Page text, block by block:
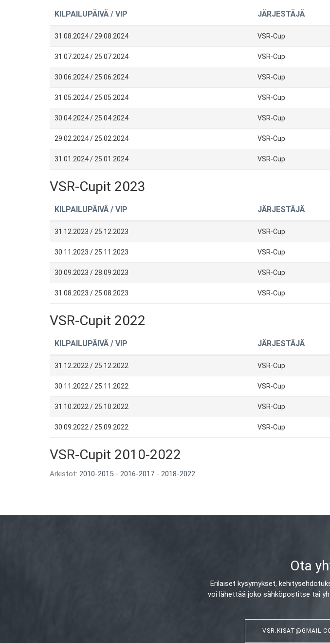
KILPAILUPÄIVÄ / VIP JÄRJESTÄJÄ
31.08.2024 / 29.08.2024 VSR-Cup
31.07.2024 / 25.07.2024 VSR-Cup
30.06.2024 / 25.06.2024 VSR-Cup
31.05.2024 / 25.05.2024 VSR-Cup
30.04.2024 / 25.04.2024 VSR-Cup
29.02.2024 / 25.02.2024 VSR-Cup
31.01.2024 / 25.01.2024 VSR-Cup
VSR-Cupit 2023
KILPAILUPÄIVÄ / VIP JÄRJESTÄJÄ
31.12.2023 / 25.12.2023 VSR-Cup
30.11.2023 / 25.11.2023 VSR-Cup
30.09.2023 / 28.09.2023 VSR-Cup
31.08.2023 / 25.08.2023 VSR-Cup
VSR-Cupit 2022
KILPAILUPÄIVÄ / VIP JÄRJESTÄJÄ
31.12.2022 / 25.12.2022 VSR-Cup
30.11.2022 / 25.11.2022 VSR-Cup
31.10.2022 / 25.10.2022 VSR-Cup
30.09.2022 / 25.09.2022 VSR-Cup
VSR-Cupit 2010-2022
Arkistot: 2010-2015 - 2016-2017 - 2018-2022
Ota
Erilaiset kysymykset,
voi lähettää joko sähköpostitse tai